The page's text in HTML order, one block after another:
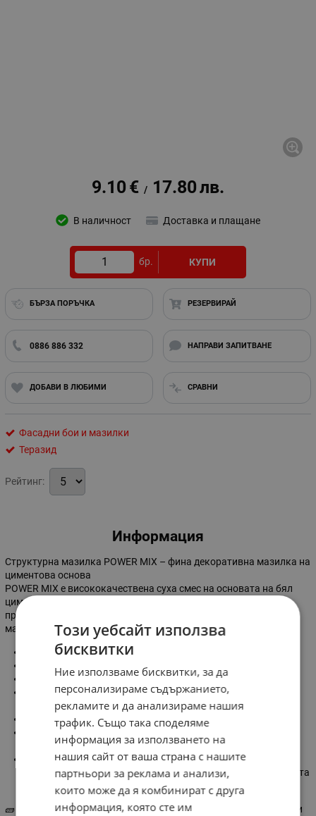
9.10 € / 17.80лв.
В наличност Доставка и плащане
бр. КУПИ
БЪРЗА ПОРЪЧКА РЕЗЕРВИРАЙ
0886 886 332 НАПРАВИ ЗАПИТВАНЕ
ДОБАВИ В ЛЮБИМИ СРАВНИ
Фасадни бои и мазилки
Теразид
Рейтинг:
Информация
Структурна мазилка POWER MIX – фина декоративна мазилка на
циментова основа
POWER MIX е висококачествена суха смес на основата на бял
цимент и специално подбрани минерални пълнители,
предназначена за изработка на структурна декоративна
мазилка за външна и вътрешна употреба.
За външни и вътрешни стени и тавани
Подходяща за жилищни и промишлени сгради
Идеална за фасади и фасадни елементи
Фина структура с възможност за различни декоративни
ефекти
Декоративни структури: „влачена“ или „драскана“
Разнообразие от зрънца и посоки на структуриране – за
персонализирана визия
Устойчивост и защита на фасадата
🔧 Начин на нанасяне: Ръчно или с машина, според желаната
🧱 Приложение: Част от системи за фасадна топлоизолация или
Този уебсайт използва
бисквитки
Ние използваме бисквитки, за да
персонализираме съдържанието,
рекламите и да анализираме нашия
трафик. Също така споделяме
информация за използването на
нашия сайт от ваша страна с нашите
партньори за реклама и анализи,
които може да я комбинират с друга
информация, която сте им